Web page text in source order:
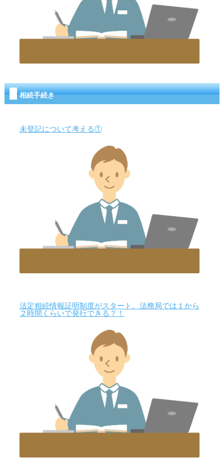
相続手続き
未登記について考える①
法定相続情報証明制度がスタート。法務局では１から
２時間くらいで発行できる？！